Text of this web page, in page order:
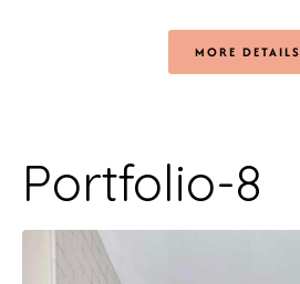
MORE DETAILS
Portfolio-8